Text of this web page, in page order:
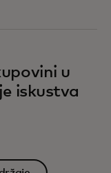
u
iskustva